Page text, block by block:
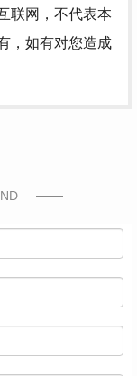
联网，不代表本
，如有对您造成